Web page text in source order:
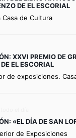
DE EL ESCORIAL
Casa de Cultura
XXVI PREMIO DE
EL ESCORIAL
de exposiciones.
«EL DÍA DE SAN
de Exposiciones